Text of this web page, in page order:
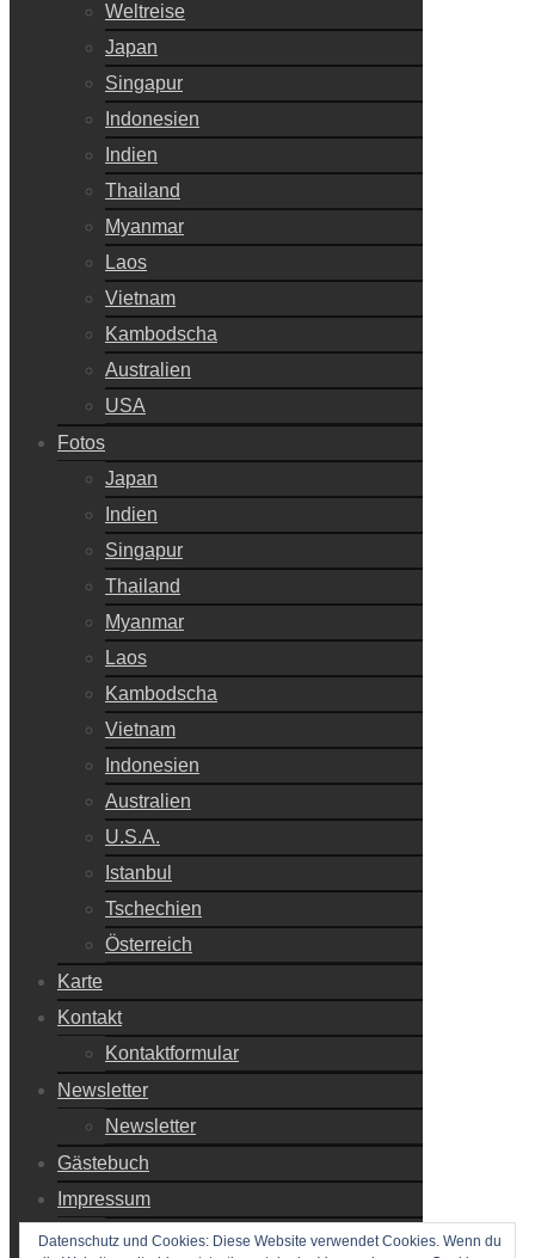
Datenschutz und Cookies: Diese Website verwendet Cookies. Wenn du
Weltreise
Japan
Singapur
Indonesien
Indien
Thailand
Myanmar
Laos
Vietnam
Kambodscha
Australien
USA
Fotos
Japan
Indien
Singapur
Thailand
Myanmar
Laos
Kambodscha
Vietnam
Indonesien
Australien
U.S.A.
Istanbul
Tschechien
Österreich
Karte
Kontakt
Kontaktformular
Newsletter
Newsletter
Gästebuch
Impressum
Impressum